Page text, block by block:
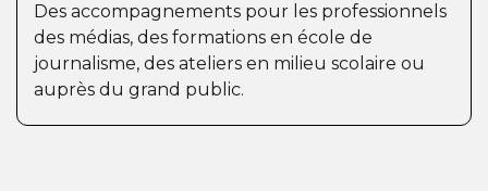
Des accompagnements pour les professionnels
des médias, des formations en école de
journalisme, des ateliers en milieu scolaire ou
auprès du grand public.